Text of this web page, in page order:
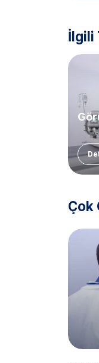
İlgili
Çok